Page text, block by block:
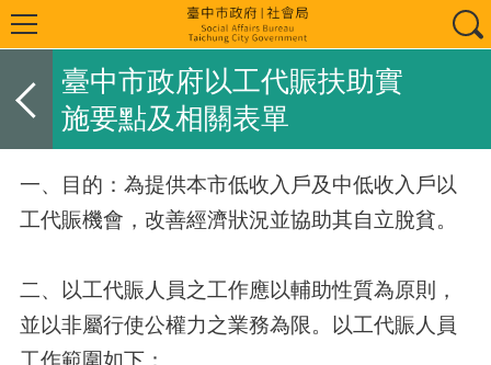
臺中市政府以工代賑扶助實
施要點及相關表單
一、目的：為提供本市低收入戶及中低收入戶以
工代賑機會，改善經濟狀況並協助其自立脫貧。
二、以工代賑人員之工作應以輔助性質為原則，
並以非屬行使公權力之業務為限。以工代賑人員
工作範圍如下：